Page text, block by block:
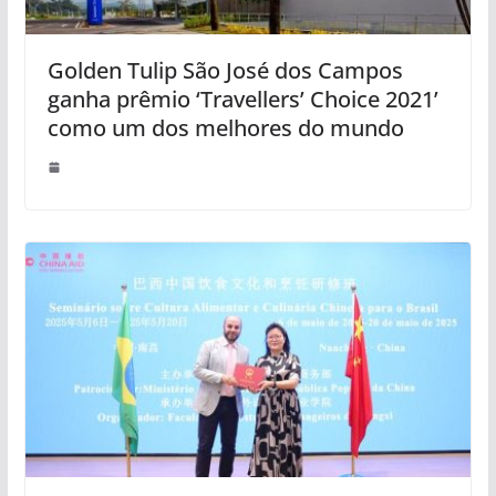
Golden Tulip São José dos Campos
ganha prêmio ‘Travellers’ Choice 2021’
como um dos melhores do mundo